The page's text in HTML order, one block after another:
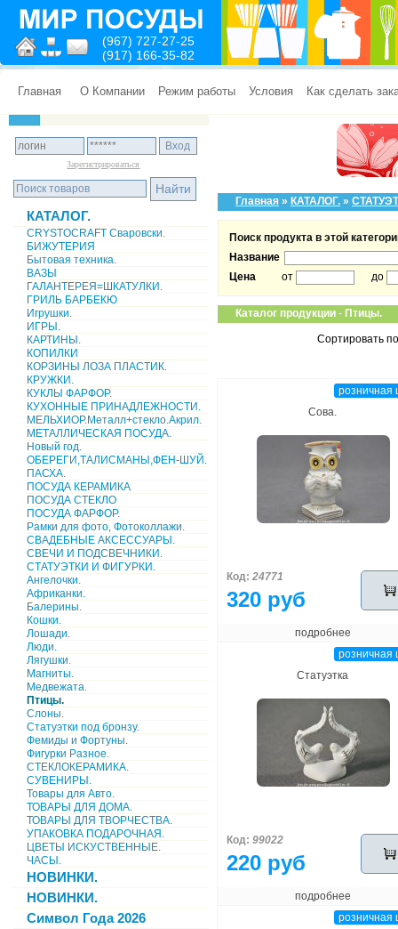
(967) 727-27-25
(917) 166-35-82
Главная О Компании Режим работы Условия Как сделать
Зарегистрироваться
КАТАЛОГ.
CRYSTOCRAFT Сваровски.
БИЖУТЕРИЯ
Бытовая техника.
ВАЗЫ
ГАЛАНТЕРЕЯ=ШКАТУЛКИ.
ГРИЛЬ БАРБЕКЮ
Игрушки.
ИГРЫ.
КАРТИНЫ.
КОПИЛКИ
КОРЗИНЫ ЛОЗА ПЛАСТИК.
КРУЖКИ.
КУКЛЫ ФАРФОР.
КУХОННЫЕ ПРИНАДЛЕЖНОСТИ.
МЕЛЬХИОР.Металл+стекло.Акрил.
МЕТАЛЛИЧЕСКАЯ ПОСУДА.
Новый год.
ОБЕРЕГИ,ТАЛИСМАНЫ,ФЕН-ШУЙ.
ПАСХА.
ПОСУДА КЕРАМИКА
ПОСУДА СТЕКЛО
ПОСУДА ФАРФОР.
Рамки для фото, Фотоколлажи.
СВАДЕБНЫЕ АКСЕССУАРЫ.
СВЕЧИ И ПОДСВЕЧНИКИ.
СТАТУЭТКИ И ФИГУРКИ.
Ангелочки.
Африканки.
Балерины.
Кошки.
Лошади.
Люди.
Лягушки.
Магниты.
Медвежата.
Птицы.
Слоны.
Статуэтки под бронзу.
Фемиды и Фортуны.
Фигурки Разное.
СТЕКЛОКЕРАМИКА.
СУВЕНИРЫ.
Товары для Авто.
ТОВАРЫ ДЛЯ ДОМА.
ТОВАРЫ ДЛЯ ТВОРЧЕСТВА.
УПАКОВКА ПОДАРОЧНАЯ.
ЦВЕТЫ ИСКУСТВЕННЫЕ.
ЧАСЫ.
НОВИНКИ.
НОВИНКИ.
Символ Года 2026
Главная » КАТАЛОГ. »
Поиск продукта в этой
Название
Цена
от до
Каталог продукции - Птицы.
Сортировать
розничная
Сова.
Код: 24771
320 руб
подробнее
розничная
Статуэтка
Код: 99022
220 руб
подробнее
розничная